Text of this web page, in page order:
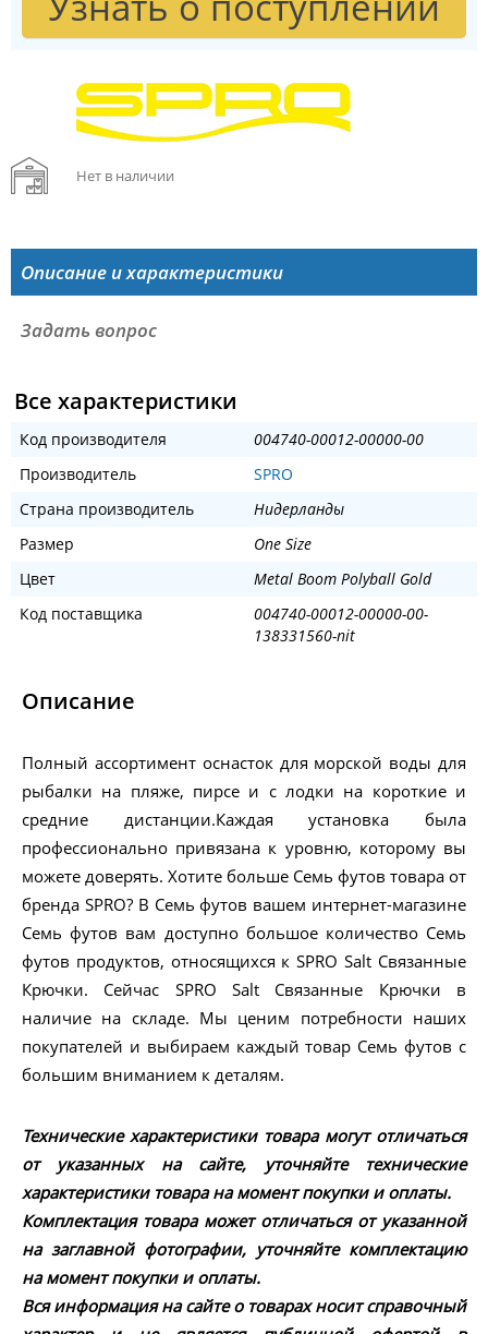
Нет в наличии
Описание и характеристики
Задать вопрос
Все характеристики
Код производителя
004740-00012-00000-00
Производитель
SPRO
Страна производитель
Нидерланды
Размер
One Size
Цвет
Metal Boom Polyball Gold
Код поставщика
004740-00012-00000-00-
138331560-nit
Описание
Полный ассортимент оснасток для морской воды для
рыбалки на пляже, пирсе и с лодки на короткие и
средние дистанции.Каждая установка была
профессионально привязана к уровню, которому вы
можете доверять. Хотите больше Семь футов товара от
бренда SPRO? В Семь футов вашем интернет-магазине
Семь футов вам доступно большое количество Семь
футов продуктов, относящихся к SPRO Salt Связанные
Крючки. Сейчас SPRO Salt Связанные Крючки в
наличие на складе. Мы ценим потребности наших
покупателей и выбираем каждый товар Семь футов с
большим вниманием к деталям.
Технические характеристики товара могут отличаться
от указанных на сайте, уточняйте технические
характеристики товара на момент покупки и оплаты.
Комплектация товара может отличаться от указанной
на заглавной фотографии, уточняйте комплектацию
на момент покупки и оплаты.
Вся информация на сайте о товарах носит справочный